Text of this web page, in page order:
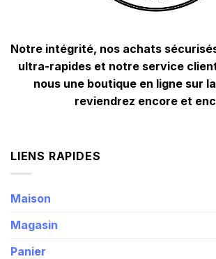
Notre intégrité, nos achats
ultra-rapides et notre service
nous une boutique en ligne sur
reviendrez encore et
LIENS RAPIDES
Maison
Magasin
Panier